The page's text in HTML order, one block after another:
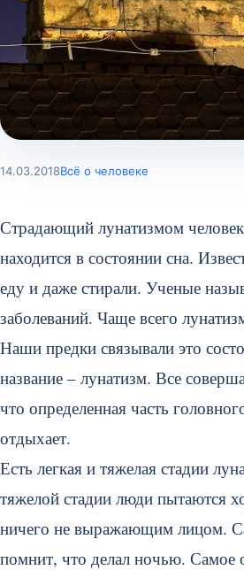
14.03.2018Всё о человеке
Страдающий лунатизмом
находится в состоянии сна.
еду и даже стирали. Ученые
заболеваний. Чаще всего
Наши предки связывали это
название – лунатизм. Все
что определенная часть
отдыхает.
Есть легкая и тяжелая стадии
тяжелой стадии люди пытаются
ничего не выражающим лицом.
помнит, что делал ночью. Самое